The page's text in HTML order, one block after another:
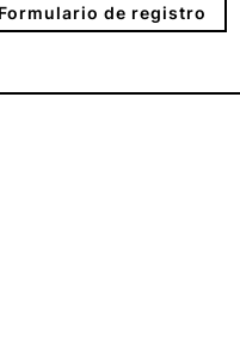
Formulario de registro